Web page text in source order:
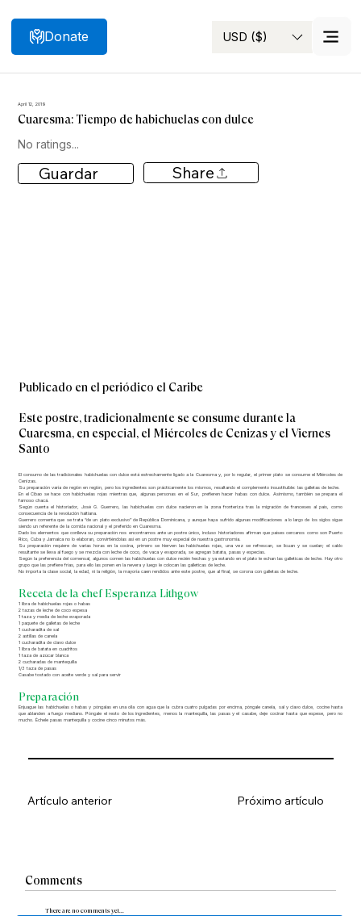
Search USD ($)
Donate
April 12, 2019
Cuaresma: Tiempo de habichuelas con dulce
No ratings...
Guardar Share
Publicado en el periódico el Caribe
Este postre, tradicionalmente se consume durante la
Cuaresma, en especial, el Miércoles de Cenizas y el Viernes
Santo
El consumo de las tradicionales habichuelas con dulce está estrechamente ligado a la Cuaresma y, por lo regular, el primer plato se consume el Miércoles de
Cenizas.
Su preparación varía de región en región, pero los ingredientes son prácticamente los mismos, resaltando el complemento insustituible: las galletas de leche.
En el Cibao se hace con habichuelas rojas mientras que, algunas personas en el Sur, prefieren hacer habas con dulce. Asimismo, también se prepara el
famoso chacá.
Según cuenta el historiador, José G. Guerrero, las habichuelas con dulce nacieron en la zona fronteriza tras la migración de franceses al país, como
consecuencia de la revolución haitiana.
Guerrero comenta que se trata “de un plato exclusivo” de República Dominicana, y aunque haya sufrido algunas modificaciones a lo largo de los siglos sigue
siendo un referente de la comida nacional y el preferido en Cuaresma.
Dado los elementos que conlleva su preparación nos encontramos ante un postre único, incluso historiadores afirman que países cercanos como son Puerto
Rico, Cuba y Jamaica no lo elaboran, convirtiéndolas así en un postre muy especial de nuestra gastronomía.
Su preparación requiere de varias horas en la cocina, primero se hierven las habichuelas rojas, una vez se refrescan, se licuan y se cuelan; el caldo
resultante se lleva al fuego y se mezcla con leche de coco, de vaca y evaporada, se agregan batata, pasas y especias.
Según la preferencia del comensal, algunos comen las habichuelas con dulce recién hechas y ya estando en el plato le echan las galleticas de leche. Hay otro
grupo que las prefiere frías, para ello las ponen en la nevera y luego le colocan las galleticas de leche.
No importa la clase social, la edad, ni la religión, la mayoría caen rendidos ante este postre, que al final, se corona con galletas de leche.
Receta de la chef Esperanza Lithgow
1 libra de habichuelas rojas o habas
2 tazas de leche de coco espesa
1 taza y media de leche evaporada
1 paquete de galletas de leche
1 cucharadita de sal
2 astillas de canela
1 cucharadita de clavo dulce
1 libra de batata en cuadritos
1 taza de azúcar blanca
2 cucharadas de mantequilla
1/3 taza de pasas
Casabe tostado con aceite verde y sal para servir
Preparación
Enjuague las habichuelas o habas y póngalas en una olla con agua que la cubra cuatro pulgadas por encima, póngale canela, sal y clavo dulce, cocine hasta
que ablanden a fuego mediano. Póngale el resto de los ingredientes, menos la mantequilla, las pasas y el casabe, deje cocinar hasta que espese, pero no
mucho. Échele pasas mantequilla y cocine cinco minutos más.
Comments
There are no comments yet...
Artículo anterior Próximo artículo